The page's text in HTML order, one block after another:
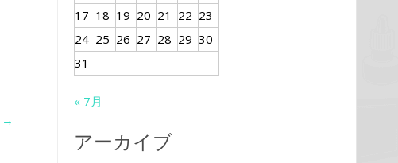
→
17 18 19 20 21 22 23
24 25 26 27 28 29 30
31
« 7月
アーカイブ